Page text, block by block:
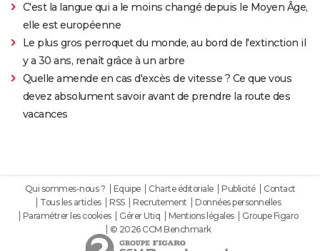
C'est la langue qui a le moins changé depuis le Moyen Âge,
elle est européenne
Le plus gros perroquet du monde, au bord de l'extinction il
y a 30 ans, renaît grâce à un arbre
Quelle amende en cas d'excès de vitesse ? Ce que vous
devez absolument savoir avant de prendre la route des
vacances
Qui sommes-nous ? Equipe Charte éditoriale Publicité
Contact
Tous les articles
RSS Recrutement
Données personnelles
Paramétrer les cookies
Gérer Utiq Mentions légales
Groupe Figaro
© 2026 CCM Benchmark